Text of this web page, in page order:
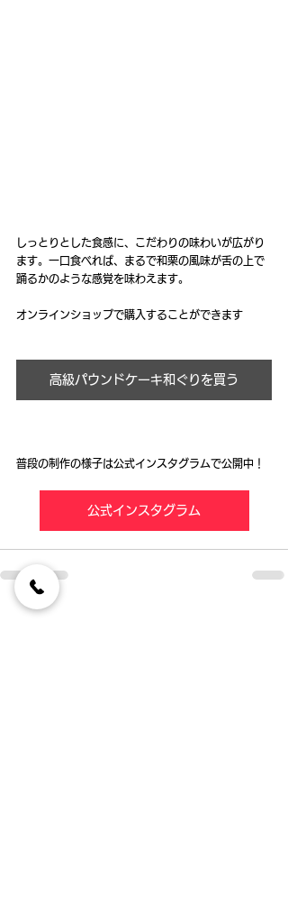
しっとりとした食感に、こだわりの味わいが広がり
ます。一口食べれば、まるで和栗の風味が舌の上で
踊るかのような感覚を味わえます。
オンラインショップで購入することができます
高級パウンドケーキ和ぐりを買う
普段の制作の様子は公式インスタグラムで公開中！
公式インスタグラム